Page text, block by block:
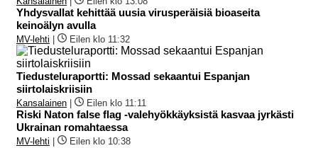
Yhdysvallat kehittää uusia virusperäisiä bioaseita
keinoälyn avulla
MV-lehti Eilen klo 11:32
Tiedusteluraportti: Mossad sekaantui Espanjan
siirtolaiskriisiin
Kansalainen Eilen klo 11:11
Riski Naton false flag -valehyökkäyksistä kasvaa jyrkästi
Ukrainan romahtaessa
MV-lehti Eilen klo 10:38